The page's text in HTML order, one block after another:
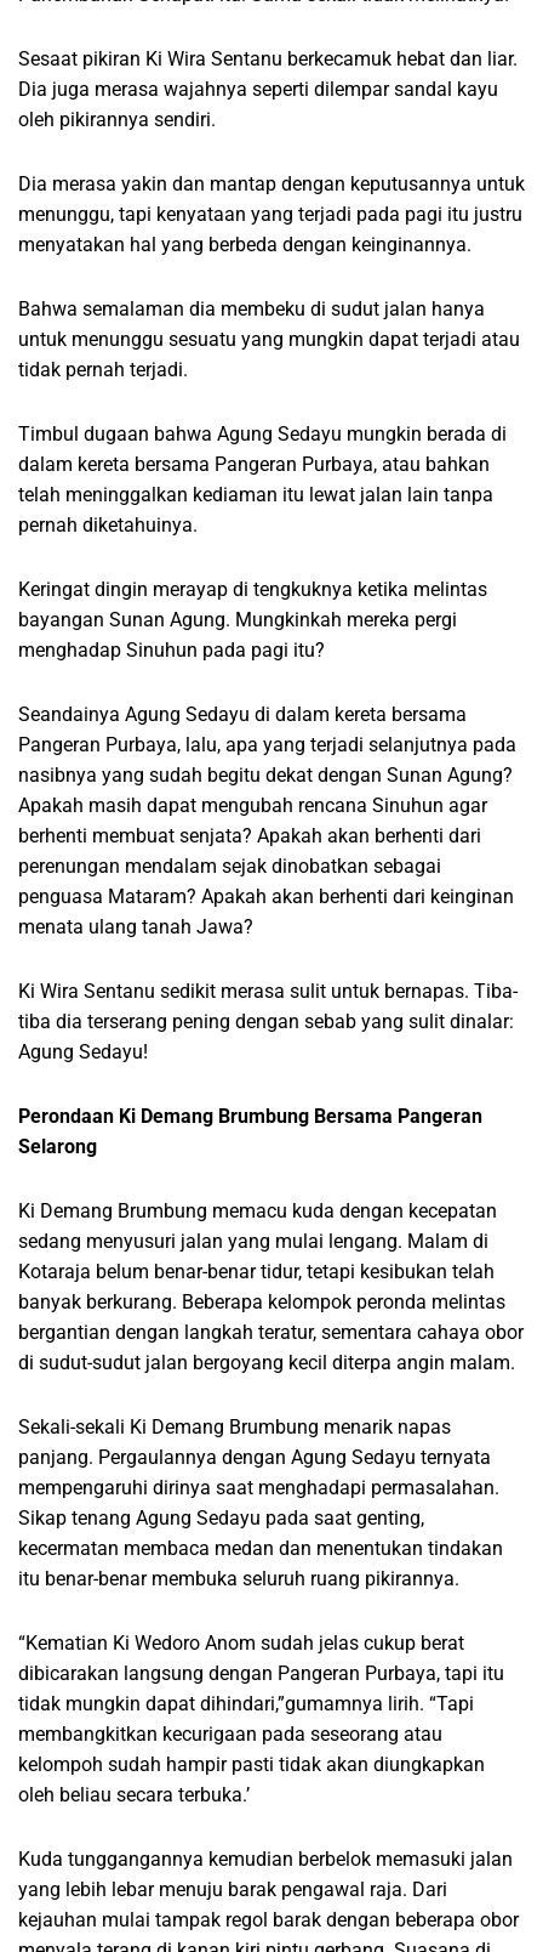
Sesaat pikiran Ki Wira Sentanu berkecamuk hebat dan liar.
Dia juga merasa wajahnya seperti dilempar sandal kayu
oleh pikirannya sendiri.
Dia merasa yakin dan mantap dengan keputusannya untuk
menunggu, tapi kenyataan yang terjadi pada pagi itu justru
menyatakan hal yang berbeda dengan keinginannya.
Bahwa semalaman dia membeku di sudut jalan hanya
untuk menunggu sesuatu yang mungkin dapat terjadi atau
tidak pernah terjadi.
Timbul dugaan bahwa Agung Sedayu mungkin berada di
dalam kereta bersama Pangeran Purbaya, atau bahkan
telah meninggalkan kediaman itu lewat jalan lain tanpa
pernah diketahuinya.
Keringat dingin merayap di tengkuknya ketika melintas
bayangan Sunan Agung. Mungkinkah mereka pergi
menghadap Sinuhun pada pagi itu?
Seandainya Agung Sedayu di dalam kereta bersama
Pangeran Purbaya, lalu, apa yang terjadi selanjutnya pada
nasibnya yang sudah begitu dekat dengan Sunan Agung?
Apakah masih dapat mengubah rencana Sinuhun agar
berhenti membuat senjata? Apakah akan berhenti dari
perenungan mendalam sejak dinobatkan sebagai
penguasa Mataram? Apakah akan berhenti dari keinginan
menata ulang tanah Jawa?
Ki Wira Sentanu sedikit merasa sulit untuk bernapas. Tiba-
tiba dia terserang pening dengan sebab yang sulit dinalar:
Agung Sedayu!
Perondaan Ki Demang Brumbung Bersama Pangeran
Selarong
Ki Demang Brumbung memacu kuda dengan kecepatan
sedang menyusuri jalan yang mulai lengang. Malam di
Kotaraja belum benar-benar tidur, tetapi kesibukan telah
banyak berkurang. Beberapa kelompok peronda melintas
bergantian dengan langkah teratur, sementara cahaya obor
di sudut-sudut jalan bergoyang kecil diterpa angin malam.
Sekali-sekali Ki Demang Brumbung menarik napas
panjang. Pergaulannya dengan Agung Sedayu ternyata
mempengaruhi dirinya saat menghadapi permasalahan.
Sikap tenang Agung Sedayu pada saat genting,
kecermatan membaca medan dan menentukan tindakan
itu benar-benar membuka seluruh ruang pikirannya.
“Kematian Ki Wedoro Anom sudah jelas cukup berat
dibicarakan langsung dengan Pangeran Purbaya, tapi itu
tidak mungkin dapat dihindari,”gumamnya lirih. “Tapi
membangkitkan kecurigaan pada seseorang atau
kelompoh sudah hampir pasti tidak akan diungkapkan
oleh beliau secara terbuka.’
Kuda tunggangannya kemudian berbelok memasuki jalan
yang lebih lebar menuju barak pengawal raja. Dari
kejauhan mulai tampak regol barak dengan beberapa obor